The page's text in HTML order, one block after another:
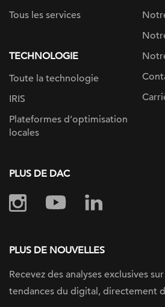
Tous les services
TECHNOLOGIE
Toute la technologie
IRIS
Plateformes d’optimisation
locales
PLUS DE DAC
PLUS DE NOUVELLES
Recevez des analyses exclusives sur
tendances du digital, directement